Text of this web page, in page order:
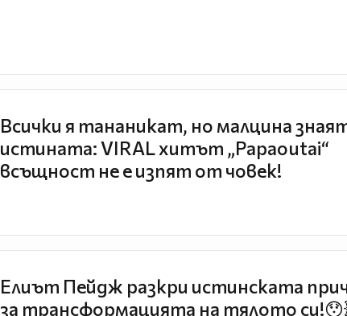
Всички я тананикат, но малцина
истината: VIRAL хитът „Papaoutai“
всъщност не е изпят от човек!
Елиът Пейдж разкри истинската
за трансформацията на тялото